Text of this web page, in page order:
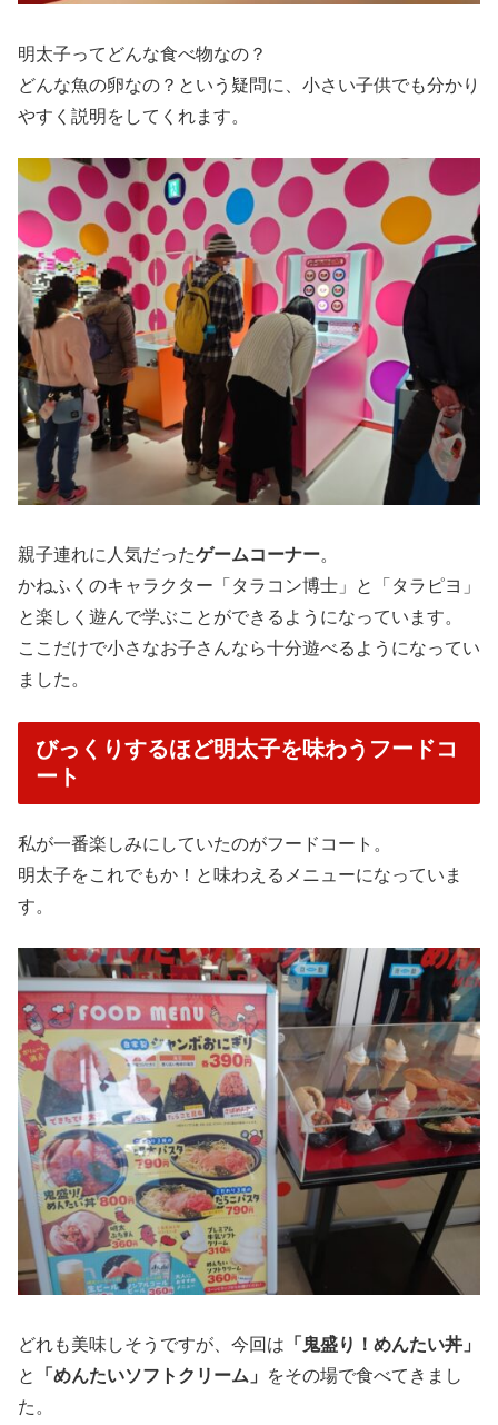
明太子ってどんな食べ物なの？
どんな魚の卵なの？という疑問に、小さい子供でも分かり
やすく説明をしてくれます。
親子連れに人気だったゲームコーナー。
かねふくのキャラクター「タラコン博士」と「タラピヨ」
と楽しく遊んで学ぶことができるようになっています。
ここだけで小さなお子さんなら十分遊べるようになってい
ました。
びっくりするほど明太子を味わうフードコ
ート
私が一番楽しみにしていたのがフードコート。
明太子をこれでもか！と味わえるメニューになっていま
す。
どれも美味しそうですが、今回は 「鬼盛り！めんたい丼」
と
「めんたいソフトクリーム」
をその場で食べてきまし
た。